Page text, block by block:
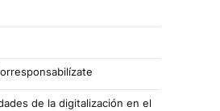
de la digitalización en el